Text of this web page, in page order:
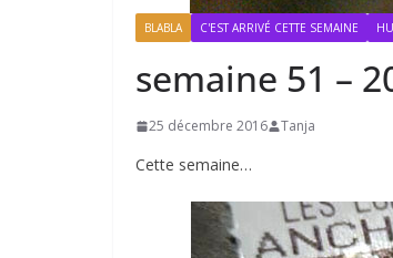
BLABLA C'EST ARRIVÉ CETTE SEMAINE
semaine 51 –
25 décembre 2016 Tanja
Cette semaine…